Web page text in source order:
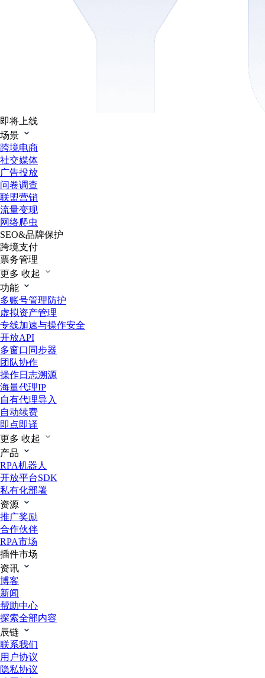
即将上线
场景
跨境电商
社交媒体
广告投放
问卷调查
联盟营销
流量变现
网络爬虫
SEO&品牌保护
跨境支付
票务管理
更多 收起
功能
多账号管理防护
虚拟资产管理
专线加速与操作安全
开放API
多窗口同步器
团队协作
操作日志溯源
海量代理IP
自有代理导入
自动续费
即点即译
更多 收起
产品
RPA机器人
开放平台SDK
私有化部署
资源
推广奖励
合作伙伴
RPA市场
插件市场
资讯
博客
新闻
帮助中心
探索全部内容
辰链
联系我们
用户协议
隐私协议